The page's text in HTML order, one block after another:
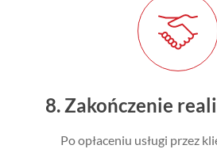
8. Zakończenie
Po opłaceniu usługi przez